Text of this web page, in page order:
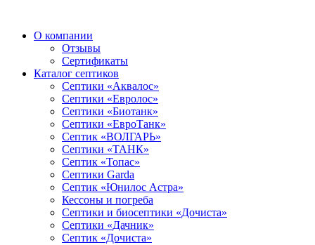
О компании
Отзывы
Сертификаты
Каталог септиков
Септики «Аквалос»
Септики «Евролос»
Септики «Биотанк»
Септики «ЕвроТанк»
Септик «ВОЛГАРЬ»
Септики «ТАНК»
Септик «Топас»
Септики Garda
Септик «Юнилос Астра»
Кессоны и погреба
Cептики и биосептики «Дочиста»
Септики «Дачник»
Септик «Дочиста»